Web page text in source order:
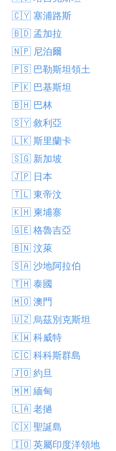
🇨🇾 塞浦路斯
🇧🇩 孟加拉
🇳🇵 尼泊爾
🇵🇸 巴勒斯坦領土
🇵🇰 巴基斯坦
🇧🇭 巴林
🇸🇾 敘利亞
🇱🇰 斯里蘭卡
🇸🇬 新加坡
🇯🇵 日本
🇹🇱 東帝汶
🇰🇭 柬埔寨
🇬🇪 格魯吉亞
🇧🇳 汶萊
🇸🇦 沙地阿拉伯
🇹🇭 泰國
🇲🇴 澳門
🇺🇿 烏茲別克斯坦
🇰🇼 科威特
🇨🇨 科科斯群島
🇯🇴 約旦
🇲🇲 緬甸
🇱🇦 老撾
🇨🇽 聖誕島
🇮🇴 英屬印度洋領地